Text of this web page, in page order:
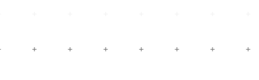
drop the beat
Radio & TV